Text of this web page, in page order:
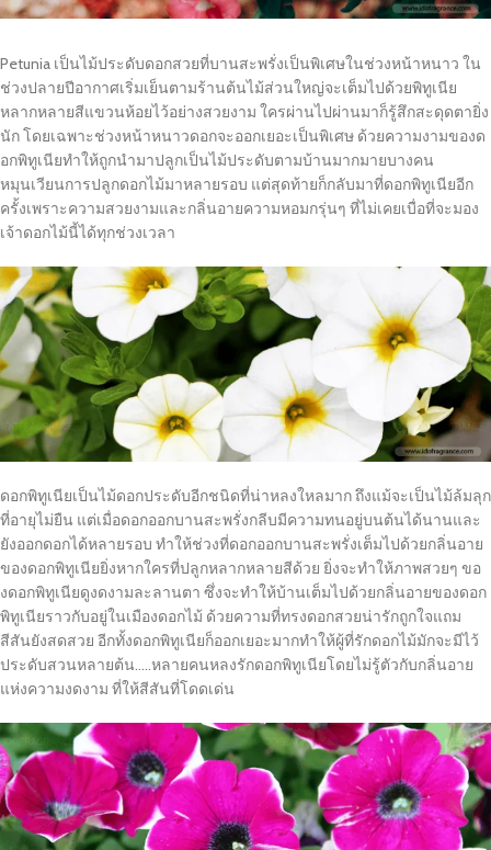
Petunia เป็นไม้ประดับดอกสวยที่บานสะพรั่งเป็นพิเศษในช่วงหน้าหนาว ใน
ช่วงปลายปีอากาศเริ่มเย็นตามร้านต้นไม้ส่วนใหญ่จะเต็มไปด้วยพิทูเนีย
หลากหลายสีแขวนห้อยไว้อย่างสวยงาม ใครผ่านไปผ่านมาก็รู้สึกสะดุดตายิ่ง
นัก โดยเฉพาะช่วงหน้าหนาวดอกจะออกเยอะเป็นพิเศษ ด้วยความงามของด
อกพิทูเนียทำให้ถูกนำมาปลูกเป็นไม้ประดับตามบ้านมากมายบางคน
หมุนเวียนการปลูกดอกไม้มาหลายรอบ แต่สุดท้ายก็กลับมาที่ดอกพิทูเนียอีก
ครั้งเพราะความสวยงามและกลิ่นอายความหอมกรุ่นๆ ที่ไม่เคยเบื่อที่จะมอง
เจ้าดอกไม้นี้ได้ทุกช่วงเวลา
ดอกพิทูเนียเป็นไม้ดอกประดับอีกชนิดที่น่าหลงใหลมาก ถึงแม้จะเป็นไม้ล้มลุก
ที่อายุไม่ยืน แต่เมื่อดอกออกบานสะพรั่งกลีบมีความทนอยู่บนต้นได้นานและ
ยังออกดอกได้หลายรอบ ทำให้ช่วงที่ดอกออกบานสะพรั่งเต็มไปด้วยกลิ่นอาย
ของดอกพิทูเนียยิ่งหากใครที่ปลูกหลากหลายสีด้วย ยิ่งจะทำให้ภาพสวยๆ ขอ
งดอกพิทูเนียดูงดงามละลานตา ซึ่งจะทำให้บ้านเต็มไปด้วยกลิ่นอายของดอก
พิทูเนียราวกับอยู่ในเมืองดอกไม้ ด้วยความที่ทรงดอกสวยน่ารักถูกใจแถม
สีสันยังสดสวย อีกทั้งดอกพิทูเนียก็ออกเยอะมากทำให้ผู้ที่รักดอกไม้มักจะมีไว้
ประดับสวนหลายต้น…..หลายคนหลงรักดอกพิทูเนียโดยไม่รู้ตัวกับกลิ่นอาย
แห่งความงดงาม ที่ให้สีสันที่โดดเด่น